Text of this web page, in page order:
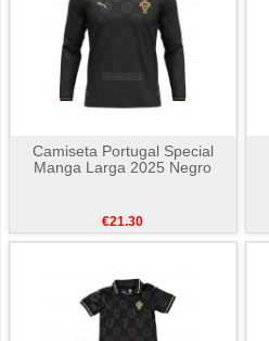
Camiseta Portugal Special
Manga Larga 2025 Negro
€21.30